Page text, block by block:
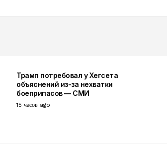
Трамп потребовал у Хегсета
объяснений из-за нехватки
боеприпасов — СМИ
15 часов ago